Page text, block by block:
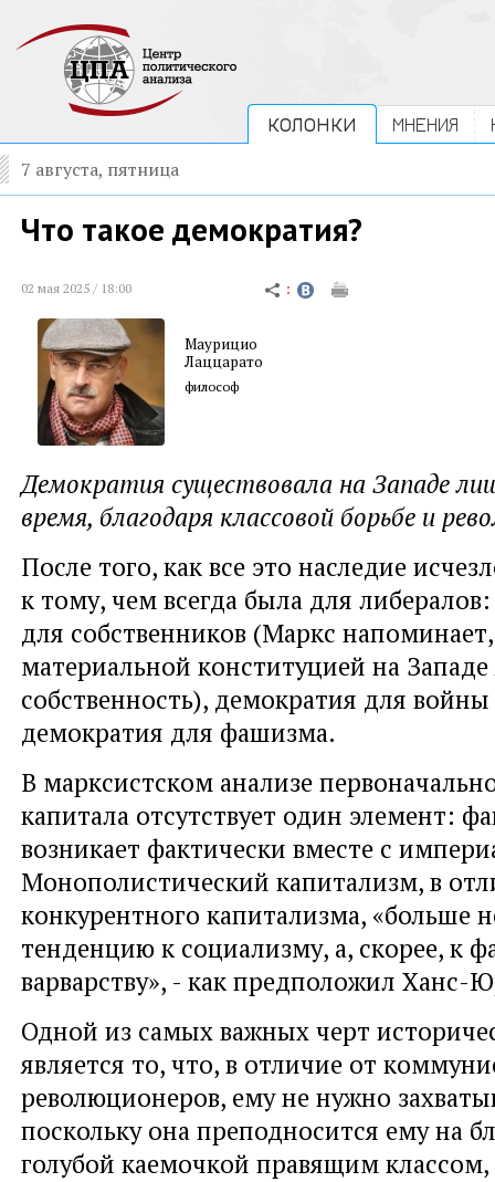
КОЛОНКИ МНЕНИЯ
7 августа, пятница
Что такое демократия?
02 мая 2025 / 18:00
Маурицио
Лаццарато
философ
Демократия существовала на Западе
время, благодаря классовой борьбе и
После того, как все это наследие
к тому, чем всегда была для
для собственников (Маркс
материальной конституцией на Западе
собственность), демократия для
демократия для фашизма.
В марксистском анализе
капитала отсутствует один элемент:
возникает фактически вместе с
Монополистический капитализм, в
конкурентного капитализма, «больше
тенденцию к социализму, а, скорее, к
варварству», - как предположил Ханс-
Одной из самых важных черт
является то, что, в отличие от
революционеров, ему не нужно
поскольку она преподносится ему на
голубой каемочкой правящим